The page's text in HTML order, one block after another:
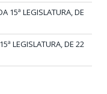
15ª LEGISLATURA, DE
LEGISLATURA, DE 22